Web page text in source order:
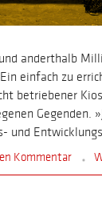
anderthalb
einfach zu
betriebener
Gegenden.
und
Kommentar